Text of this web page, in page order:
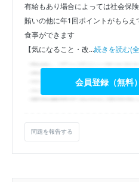
有給もあり場合によっては社会保
賄いの他に年1回ポイントがもらえ
食事ができます
【気になること・改...続きを読む(
会員登録（無料
問題を報告する